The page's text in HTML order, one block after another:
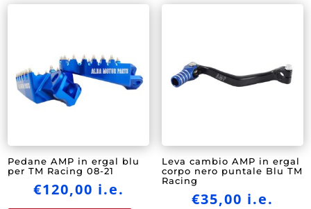
Pedane AMP in ergal blu
per TM Racing 08-21
€120,00 i.e.
Leva cambio AMP in ergal
corpo nero puntale Blu TM
Racing
€35,00 i.e.